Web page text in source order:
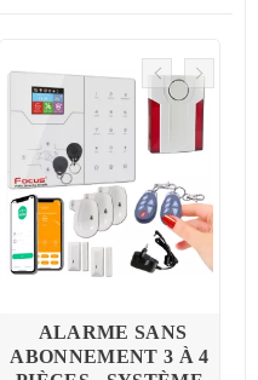
ALARME SANS
ABONNEMENT 3 À 4